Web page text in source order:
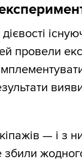
провели
— і з
збили